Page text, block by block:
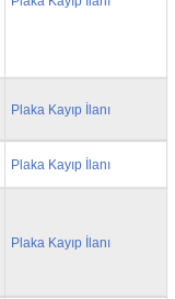
Plaka Kayıp İlanı
Plaka Kayıp İlanı
Plaka Kayıp İlanı